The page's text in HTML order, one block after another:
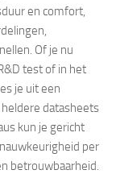
en comfort,
Of je nu
test of in het
je uit een
datasheets
kun je gericht
per
betrouwbaarheid.